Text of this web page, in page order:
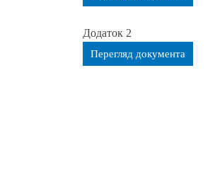
Додаток 2
Перегляд документа